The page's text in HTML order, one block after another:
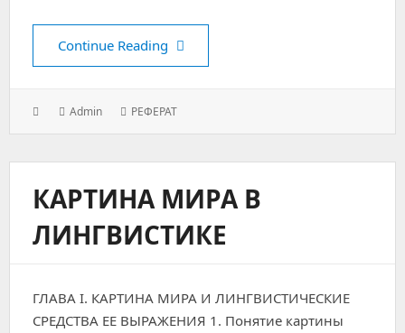
Continue Reading Финансовые вложения
PostedAuthor:
Admin Categories:
РЕФЕРАТ
КАРТИНА МИРА В
ЛИНГВИСТИКЕ
ГЛАВА I. КАРТИНА МИРА И ЛИНГВИСТИЧЕСКИЕ
СРЕДСТВА ЕЕ ВЫРАЖЕНИЯ 1. Понятие картины